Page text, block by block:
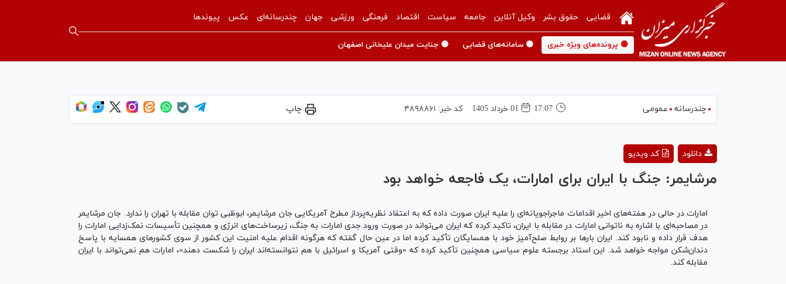
قضایی حقوق بشر وکیل آنلاین جامعه سیاست اقتصاد فرهنگی ورزشی جهان چندرسانه‌ای عکس پیوندها
🟡 پرونده‌های ویژه خبری 🟡 سامانه‌های قضایی 🟡 جنایت میدان علیخانی اصفهان
چندرسانه عمومی 17:07 01 خرداد 1405 کد خبر: ۴۸۹۸۸۶۱ چاپ
Video
کد ویدیو دانلود
مرشایمر: جنگ با ایران برای امارات، یک فاجعه خواهد بود
امارات در حالی در هفته‌های اخیر اقدامات ماجراجویانه‌ای را علیه ایران صورت داده که به اعتقاد نظریه‌پرداز مطرح آمریکایی جان مرشایمر، ابوظبی توان مقابله با تهران را ندارد. جان مرشایمر
در مصاحبه‌ای با اشاره به ناتوانی امارات در مقابله با ایران، تاکید کرده که ایران می‌تواند در صورت ورود جدی امارات به جنگ، زیرساخت‌های انرژی و همچنین تأسیسات نمک‌زدایی امارات را
هدف قرار داده و نابود کند. ایران بارها بر روابط صلح‌آمیز خود با همسایگان تأکید کرده اما در عین حال گفته که هرگونه اقدام علیه امنیت این کشور از سوی کشورهای همسایه با پاسخ
دندان‌شکن مواجه خواهد شد. این استاد برجسته علوم سیاسی همچنین تأکید کرده که «وقتی آمریکا و اسرائیل با هم نتوانسته‌اند ایران را شکست دهند»، امارات هم نمی‌تواند با ایران
مقابله کند.